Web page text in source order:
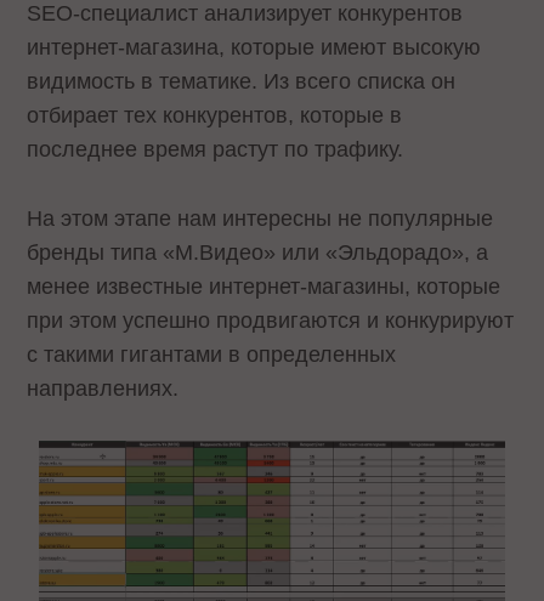
SEO-специалист анализирует конкурентов
интернет-магазина, которые имеют высокую
видимость в тематике. Из всего списка он
отбирает тех конкурентов, которые в
последнее время растут по трафику.
На этом этапе нам интересны не популярные
бренды типа «М.Видео» или «Эльдорадо», а
менее известные интернет-магазины, которые
при этом успешно продвигаются и конкурируют
с такими гигантами в определенных
направлениях.